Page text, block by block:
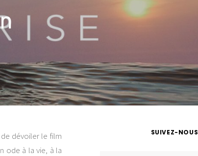
de dévoiler le film
ode à la vie, à la
SUIVEZ-NOUS